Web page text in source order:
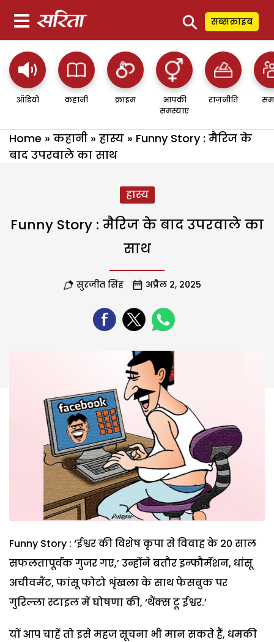
⚲ सब्सक्राइब
ऑडियो कहानी क्राइम
आपकी
समस्याएं
राजनीति
Home » कहानी » हास्य » Funny Story : मैरिज के
बाद उपरवाले का साथ
हास्य
Funny Story : मैरिज के बाद उपरवाले का
साथ
सुरजीत सिंह अप्रैल 2, 2025
Funny Story : ‘ईश्वर की विशेष कृपा से विवाह के 20 साल
सफलतापूर्वक गुजर गए,’ उन्होंने बतौर इन्फौर्मेशन, धांसू
अचीवमैंट, फांसू फोटो शृंखला के साथ फेसबुक पर
गुरिल्ला स्टाइल में घोषणा की, ‘थैंक्स टू ईश्वर.’
यों आप चाहें तो इसे महज सूचना भी मान सकते हैं, धमकी